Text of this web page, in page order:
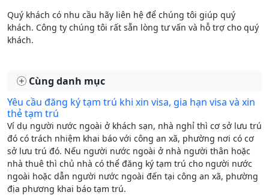
Quý khách có nhu cầu hãy liên hệ để chúng tôi giúp quý
khách. Công ty chúng tôi rất sẵn lòng tư vấn và hỗ trợ cho quý
khách.
Cùng danh mục
Yêu cầu đăng ký tạm trú khi xin visa, gia hạn visa và xin
thẻ tạm trú
Ví dụ người nước ngoài ở khách sạn, nhà nghỉ thì cơ sở lưu trú
đó có trách nhiệm khai báo với công an xã, phường nơi có cơ
sở lưu trú đó. Nếu người nước ngoài ở nhà người thân hoặc
nhà thuê thì chủ nhà có thể đăng ký tạm trú cho người nước
ngoài hoặc dẫn người nước ngoài đến tại công an xã, phường
địa phương khai báo tạm trú.